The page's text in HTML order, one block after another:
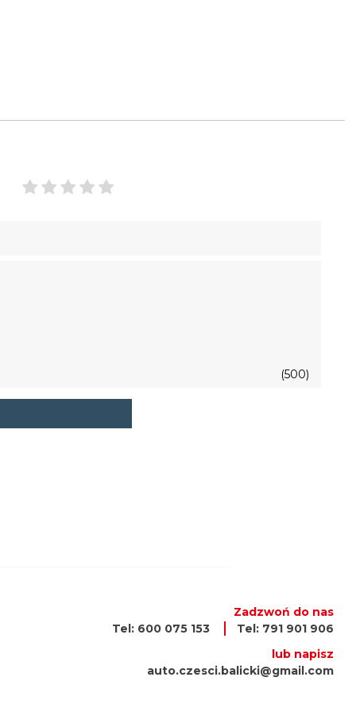
(500)
Zadzwoń do nas
Tel: 600 075 153
Tel: 791 901 906
lub napisz
auto.czesci.balicki@gmail.com